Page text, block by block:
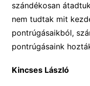
szándékosan
nem tudtak mit
pontrúgásaikból,
pontrúgásaink
Kincses László